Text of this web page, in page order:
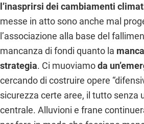
l’inasprirsi dei cambiamenti
messe in atto sono anche mal
l’associazione alla base del
mancanza di fondi quanto la
strategia. Ci muoviamoda
cercando di costruire opere
sicurezza certe aree, il tutto senza
centrale. Alluvioni e frane